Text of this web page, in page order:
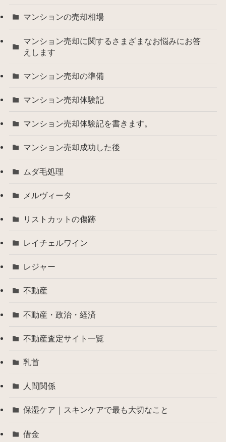
マンションの売却相場
マンション売却に関するさまざまなお悩みにお答
えします
マンション売却の準備
マンション売却体験記
マンション売却体験記を書きます。
マンション売却成功した後
ムダ毛処理
メルヴィータ
リストカットの傷跡
レイチェルワイン
レジャー
不動産
不動産・政治・経済
不動産査定サイト一覧
乳首
人間関係
保湿ケア｜スキンケアで最も大切なこと
借金